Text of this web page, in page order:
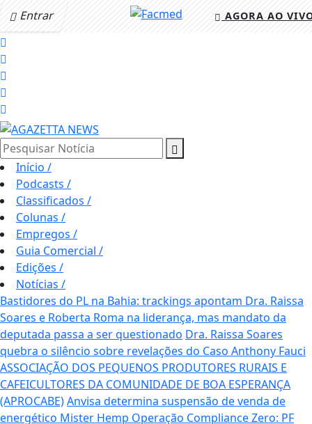
Entrar AGORA AO
Pesquisar Notícia
Início /
Podcasts /
Classificados /
Colunas /
Empregos /
Guia Comercial /
Edições /
Notícias /
Bastidores do PL na Bahia: trackings apontam Dra. Raissa
Soares e Roberta Roma na liderança, mas mandato da
deputada passa a ser questionado Dra. Raissa Soares
quebra o silêncio sobre revelações do Caso Anthony Fauci
ASSOCIAÇÃO DOS PEQUENOS PRODUTORES RURAIS E
CAFEICULTORES DA COMUNIDADE DE BOA ESPERANÇA
(APROCABE)Anvisa determina suspensão de venda de
energético Mister Hemp Operação Compliance Zero: PF